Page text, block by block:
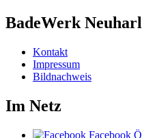
BadeWerk
Kontakt
Impressum
Bildnachweis
Im Netz
Facebook